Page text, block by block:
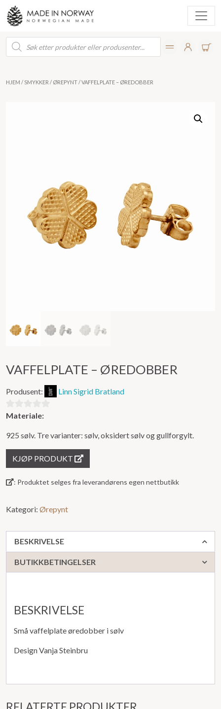
Products
search
HJEM / SMYKKER / ØREPYNT/ VAFFELPLATE – ØREDOBBER
VAFFELPLATE – ØREDOBBER
Produsent: Linn Sigrid Bratland
0
av
5
Materiale:
925 sølv. Tre varianter: sølv, oksidert sølv og gullforgylt.
KJØP PRODUKT
: Produktet selges fra leverandørens egen nettbutikk
Kategori: Ørepynt
BESKRIVELSE
BUTIKKBETINGELSER
BESKRIVELSE
Små vaffelplate øredobber i sølv
Design Vanja Steinbru